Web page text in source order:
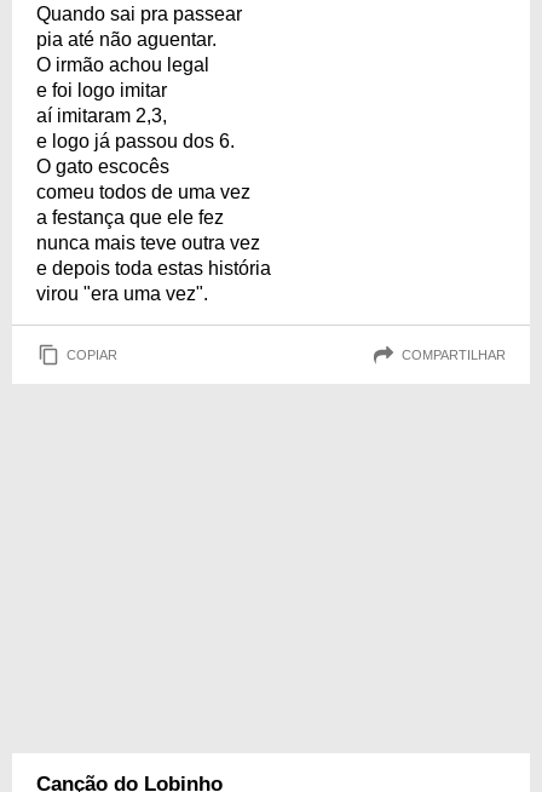
Quando sai pra passear
pia até não aguentar.
O irmão achou legal
e foi logo imitar
aí imitaram 2,3,
e logo já passou dos 6.
O gato escocês
comeu todos de uma vez
a festança que ele fez
nunca mais teve outra vez
e depois toda estas história
virou "era uma vez".
COPIAR COMPARTILHAR
Canção do Lobinho